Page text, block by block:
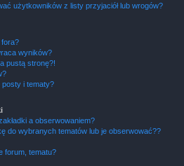
użytkowników z listy przyjaciół lub wrogów?
wyników?
pustą stronę?!
i tematy?
a obserwowaniem?
do wybranych tematów lub je obserwować??
forum, tematu?